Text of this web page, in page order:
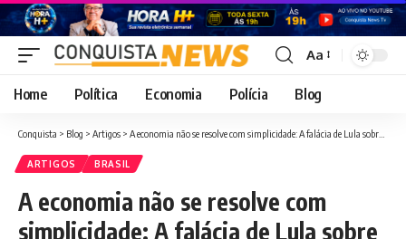
Font
Resizer
Aa
Home Política Economia Polícia Blog
Conquista > Blog > Artigos > A economia não se resolve com simplicidade: A falácia de Lula sobre os preços altos
ARTIGOS BRASIL
A economia não se resolve com
simplicidade: A falácia de Lula sobre